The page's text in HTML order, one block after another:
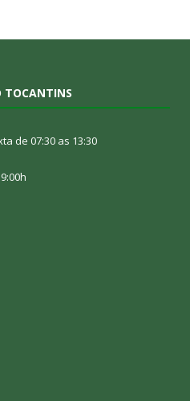
TOCANTINS
de 07:30 as 13:30